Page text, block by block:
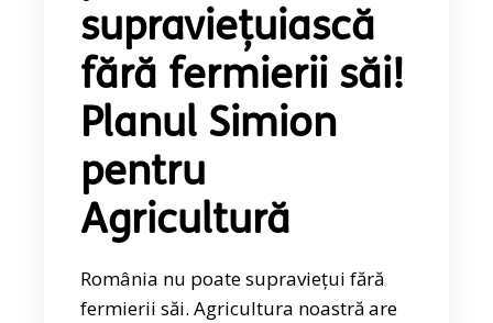
supraviețuiască
fără fermierii săi!
Planul Simion
pentru
Agricultură
România nu poate supraviețui fără
fermierii săi. Agricultura noastră are